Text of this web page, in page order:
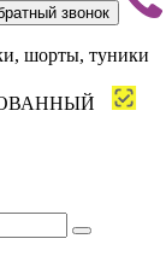
звонок
шорты, туники